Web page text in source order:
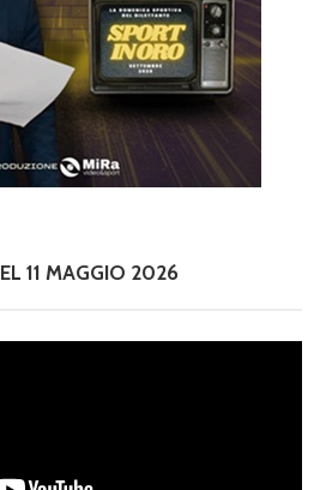
11 MAGGIO 2026